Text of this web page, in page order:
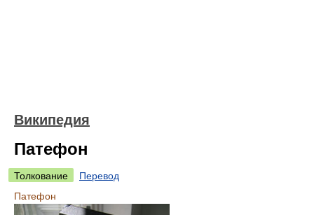
Википедия
Патефон
Толкование
Перевод
Патефон